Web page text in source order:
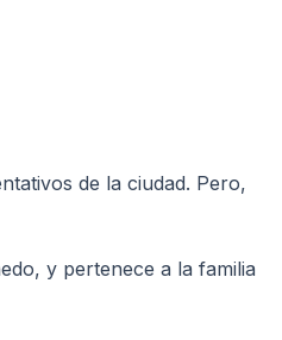
de la ciudad. Pero,
y pertenece a la familia